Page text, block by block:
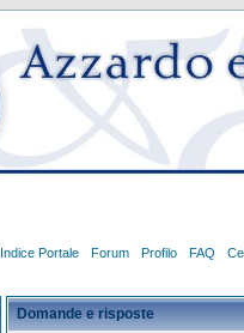
Indice Portale Forum Profilo FAQ
Domande e risposte